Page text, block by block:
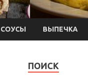
СОУСЫ ВЫПЕЧКА
ПОИСК